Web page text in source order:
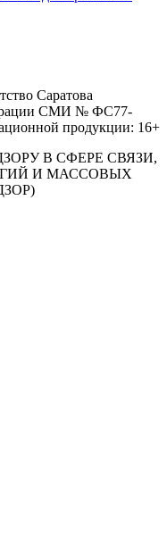
Саратова
СМИ № ФС77-
продукции: 16+
В СФЕРЕ СВЯЗИ,
И МАССОВЫХ